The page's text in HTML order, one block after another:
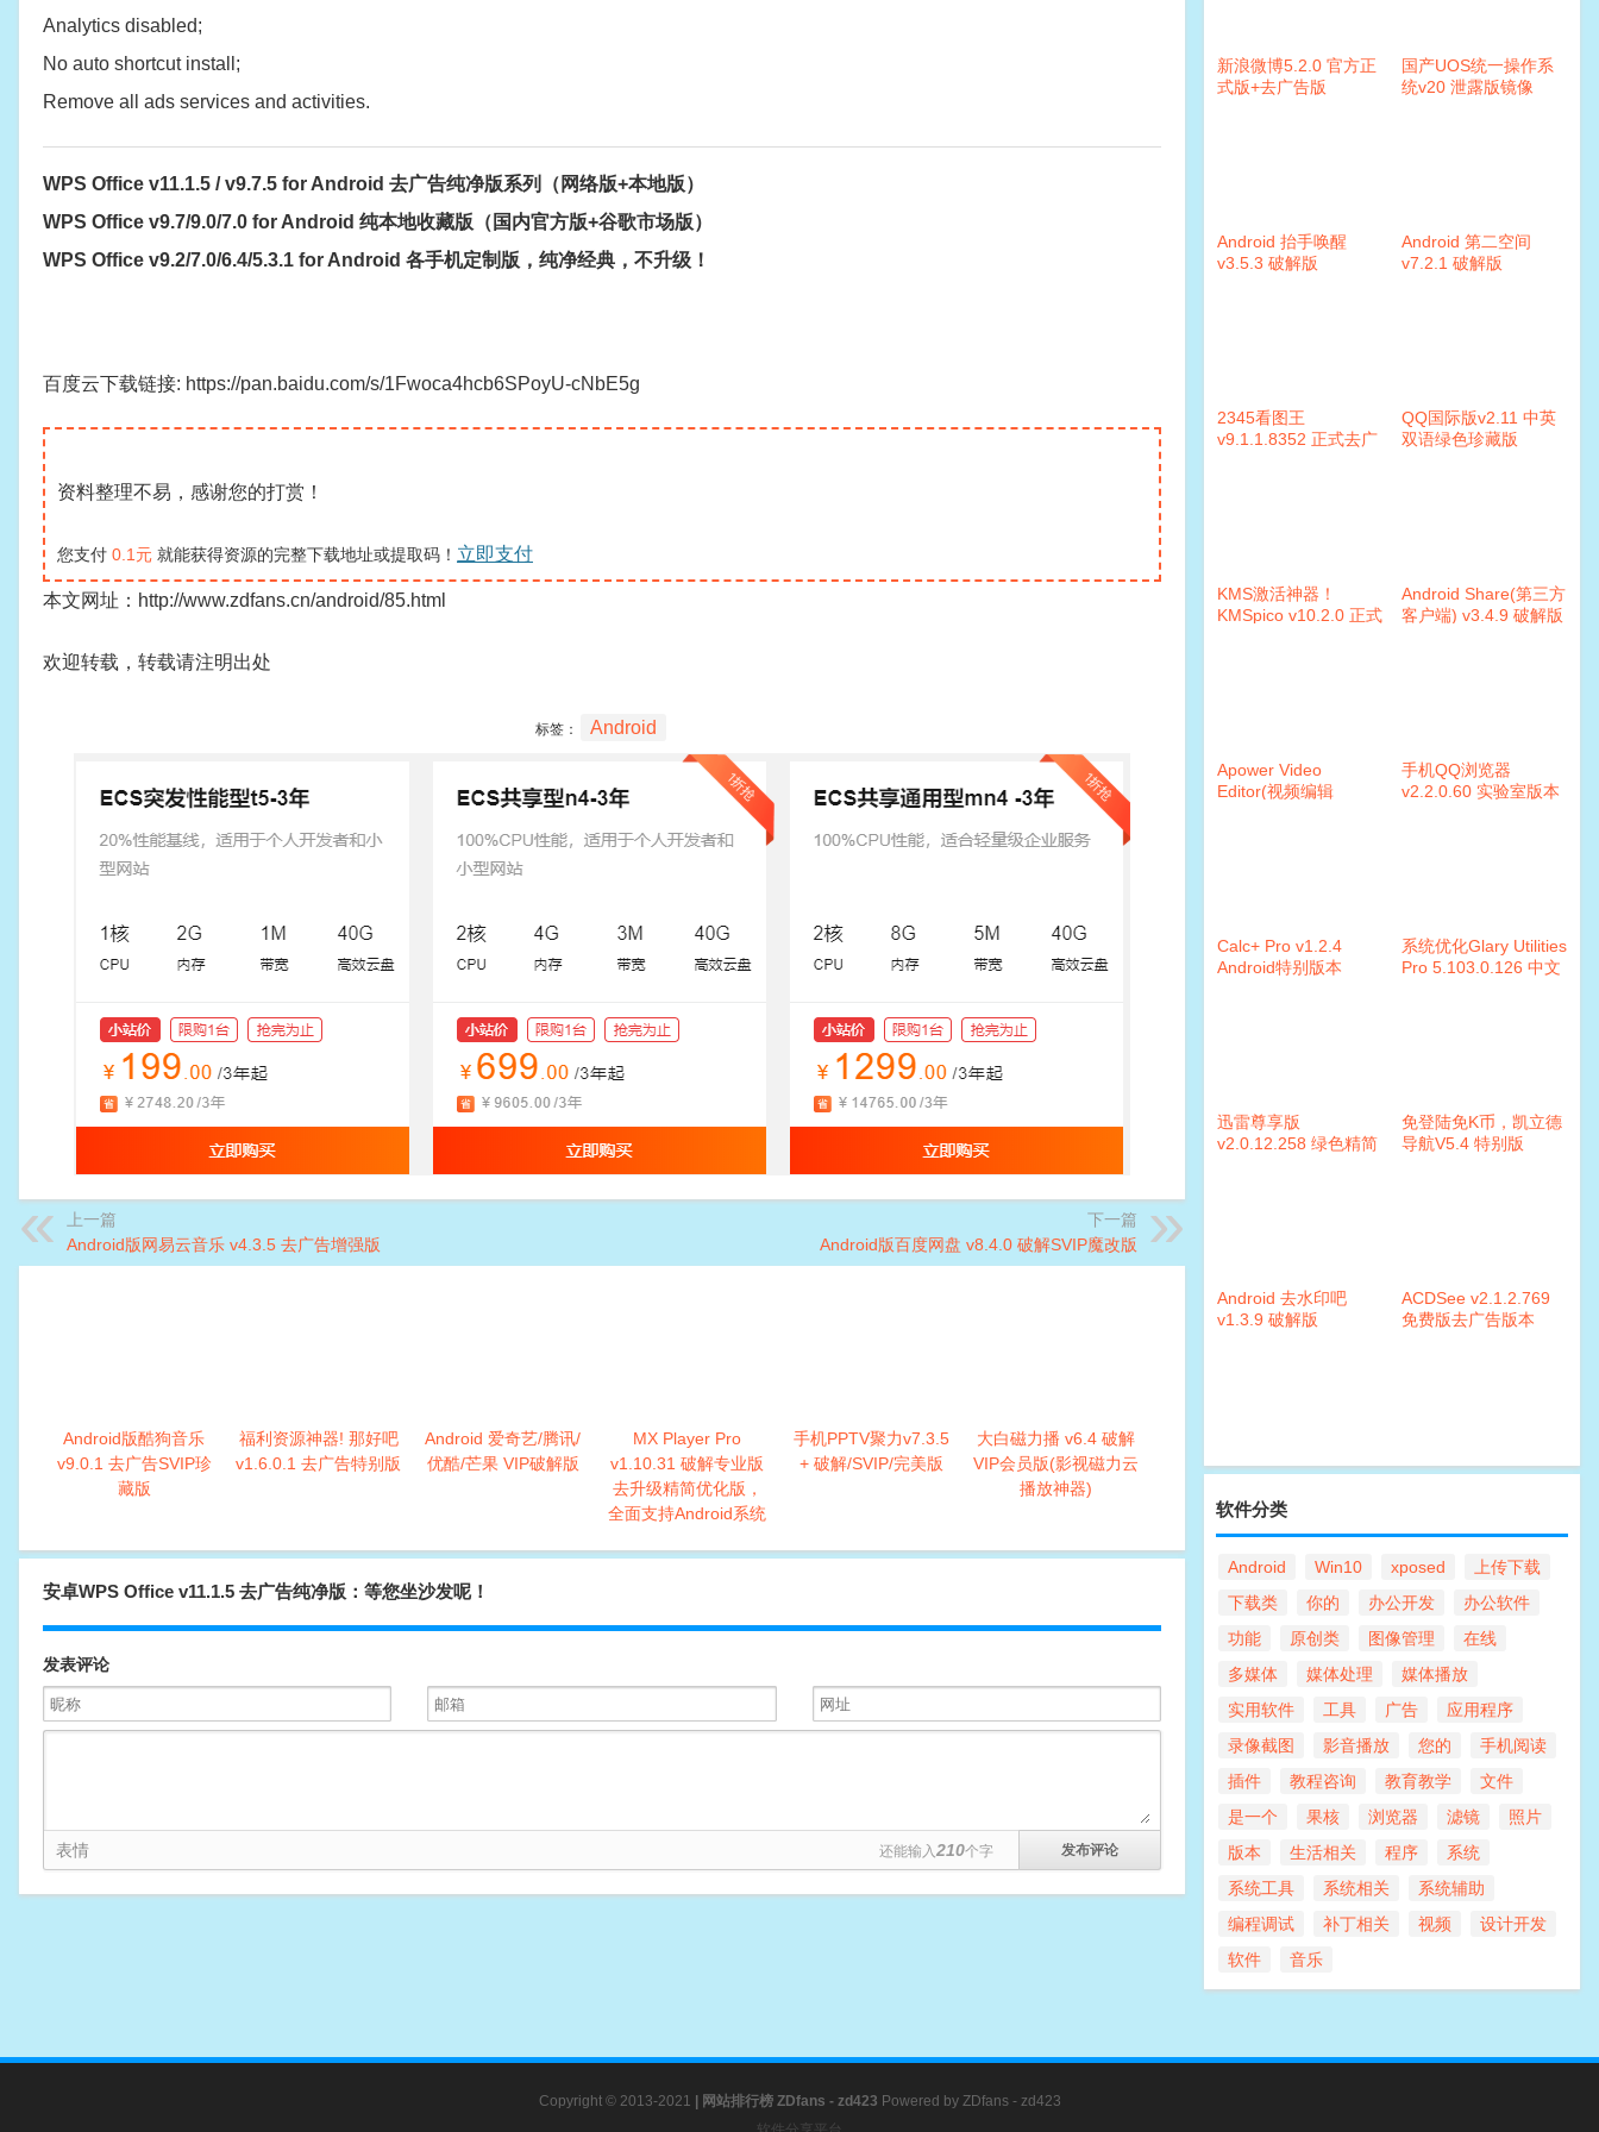
Analytics disabled;
No auto shortcut install;
Remove all ads services and activities.
WPS Office v11.1.5 / v9.7.5 for Android 去广告纯净版系列（网络版+本地版）
WPS Office v9.7/9.0/7.0 for Android 纯本地收藏版（国内官方版+谷歌市场版）
WPS Office v9.2/7.0/6.4/5.3.1 for Android 各手机定制版，纯净经典，不升级！
百度云下载链接: https://pan.baidu.com/s/1Fwoca4hcb6SPoyU-cNbE5g
资料整理不易，感谢您的打赏！
您支付 0.1元 就能获得资源的完整下载地址或提取码！ 立即支付
本文网址：http://www.zdfans.cn/android/85.html
欢迎转载，转载请注明出处
标签： Android
上一篇
Android版网易云音乐 v4.3.5 去广告增强版
下一篇
Android版百度网盘 v8.4.0 破解SVIP魔改版
Android版酷狗音乐
v9.0.1 去广告SVIP珍
藏版
福利资源神器! 那好吧
v1.6.0.1 去广告特别版
Android 爱奇艺/腾讯/
优酷/芒果 VIP破解版
MX Player Pro
v1.10.31 破解专业版
去升级精简优化版，
全面支持Android系统
手机PPTV聚力v7.3.5
+ 破解/SVIP/完美版
大白磁力播 v6.4 破解
VIP会员版(影视磁力云
播放神器)
安卓WPS Office v11.1.5 去广告纯净版：等您坐沙发呢！
发表评论
表情 还能输入210个字
新浪微博5.2.0 官方正
式版+去广告版
国产UOS统一操作系
统v20 泄露版镜像
Android 抬手唤醒
v3.5.3 破解版
Android 第二空间
v7.2.1 破解版
2345看图王
v9.1.1.8352 正式去广
QQ国际版v2.11 中英
双语绿色珍藏版
KMS激活神器！
KMSpico v10.2.0 正式
Android Share(第三方
客户端) v3.4.9 破解版
Apower Video
Editor(视频编辑
手机QQ浏览器
v2.2.0.60 实验室版本
Calc+ Pro v1.2.4
Android特别版本
系统优化Glary Utilities
Pro 5.103.0.126 中文
迅雷尊享版
v2.0.12.258 绿色精简
免登陆免K币，凯立德
导航V5.4 特别版
Android 去水印吧
v1.3.9 破解版
ACDSee v2.1.2.769
免费版去广告版本
软件分类
Android Win10 xposed
上传下载
下载类
你的 办公开发
办公软件
功能
原创类 图像管理
在线
多媒体
媒体处理
媒体播放
实用软件
工具 广告
应用程序
录像截图
影音播放 您的
手机阅读
插件
教程咨询 教育教学
文件
是一个
果核 浏览器 滤镜
照片
版本
生活相关 程序
系统
系统工具
系统相关
系统辅助
编程调试
补丁相关 视频
设计开发
软件
音乐
Copyright © 2013-2021 网站排行榜ZDfans - zd423 Powered by ZDfans - zd423